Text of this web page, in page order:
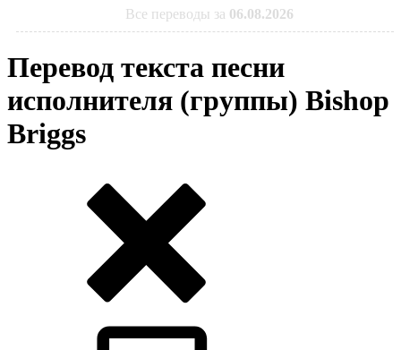
Все переводы за 06.08.2026
Перевод текста песни
исполнителя (группы) Bishop
Briggs